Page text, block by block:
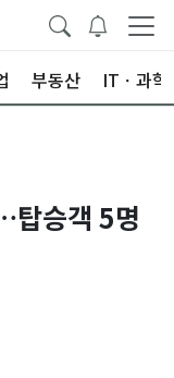
부동산 ITㆍ과학
탑승객 5명